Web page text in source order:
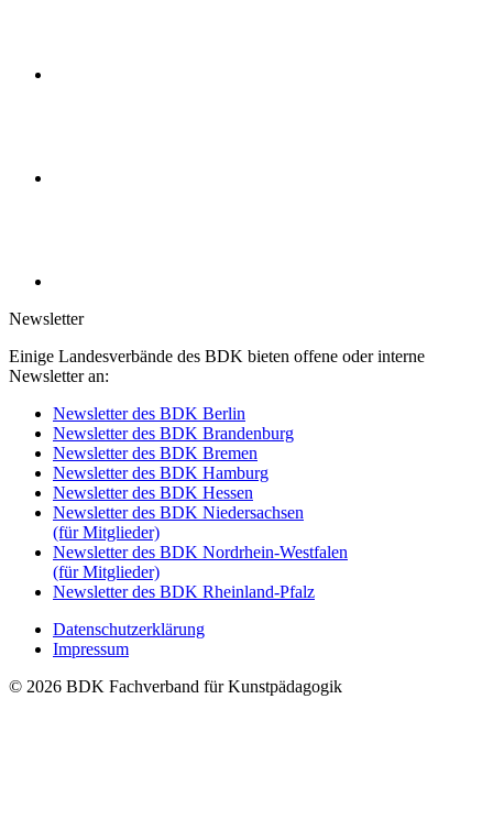
Newsletter
Einige Landesverbände des BDK bieten offene oder interne
Newsletter an:
Newsletter des BDK Berlin
Newsletter des BDK Brandenburg
Newsletter des BDK Bremen
Newsletter des BDK Hamburg
Newsletter des BDK Hessen
Newsletter des BDK Niedersachsen
(für Mitglieder)
Newsletter des BDK Nordrhein-Westfalen
(für Mitglieder)
Newsletter des BDK Rheinland-Pfalz
Datenschutzerklärung
Impressum
© 2026 BDK Fachverband für Kunstpädagogik